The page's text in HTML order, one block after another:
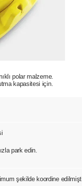
polar malzeme.
kapasitesi için.
park edin.
şekilde koordine